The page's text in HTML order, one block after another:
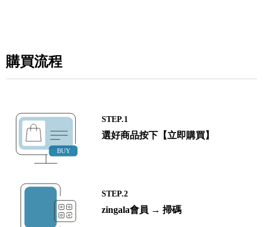
購買流程
STEP.1
選好商品按下【立即購買】
STEP.2
zingala會員 → 掃碼